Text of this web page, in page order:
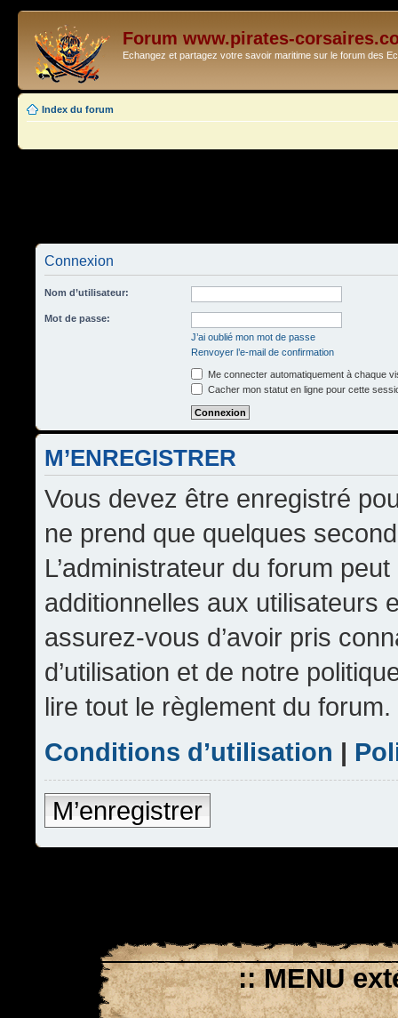
Forum www.pirates-
Echangez et partagez votre savoir maritime sur le forum des
Index du forum
Connexion
Nom d’utilisateur:
Mot de passe:
J’ai oublié mon mot de passe
Renvoyer l’e-mail de confirmation
Me connecter automatiquement à chaque
Cacher mon statut en ligne pour cette
M’ENREGISTRER
Vous devez être enregistré
ne prend que quelques
L’administrateur du forum
additionnelles aux utilisateurs
assurez-vous d’avoir pris
d’utilisation et de notre
lire tout le règlement du forum.
Conditions d’utilisation |
M’enregistrer
:: MENU